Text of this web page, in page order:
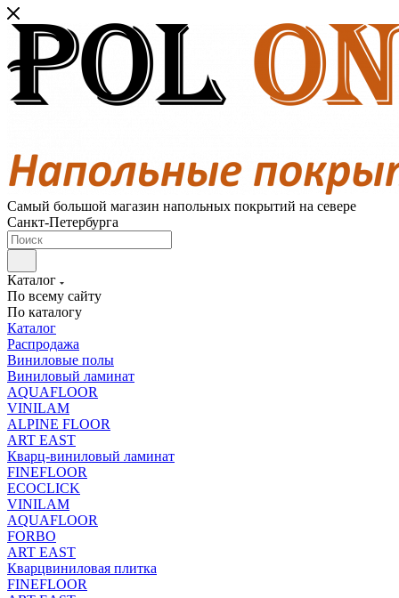
Самый большой магазин напольных покрытий на севере
Санкт-Петербурга
Каталог
По всему сайту
По каталогу
Каталог
Распродажа
Виниловые полы
Виниловый ламинат
AQUAFLOOR
VINILAM
ALPINE FLOOR
ART EAST
Кварц-виниловый ламинат
FINEFLOOR
ECOCLICK
VINILAM
AQUAFLOOR
FORBO
ART EAST
Кварцвиниловая плитка
FINEFLOOR